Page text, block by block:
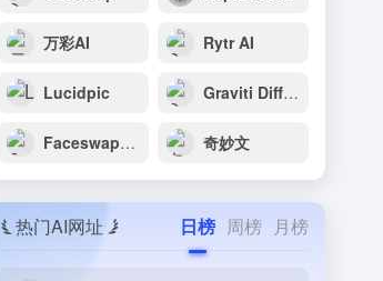
万彩AI Rytr AI
Lucidpic Graviti Diffus
Faceswapper 奇妙文
热门AI网址 日榜 周榜 月榜